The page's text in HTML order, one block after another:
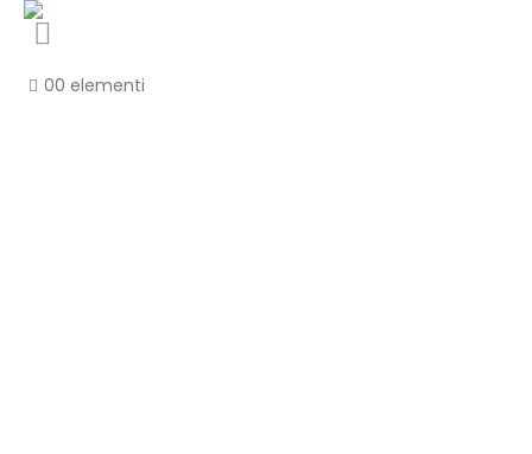
00 elementi